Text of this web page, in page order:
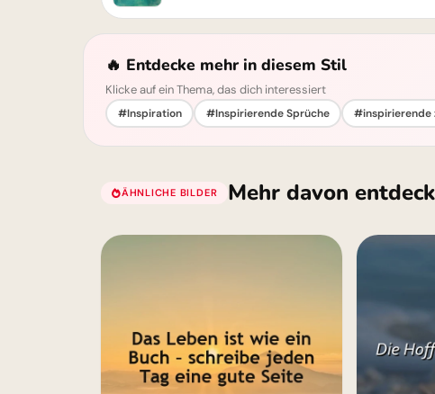
🔥 Entdecke mehr in diesem Stil
Klicke auf ein Thema, das dich interessiert
#Inspiration #Inspirierende Sprüche #inspirierende
ÄHNLICHE BILDER Mehr davon